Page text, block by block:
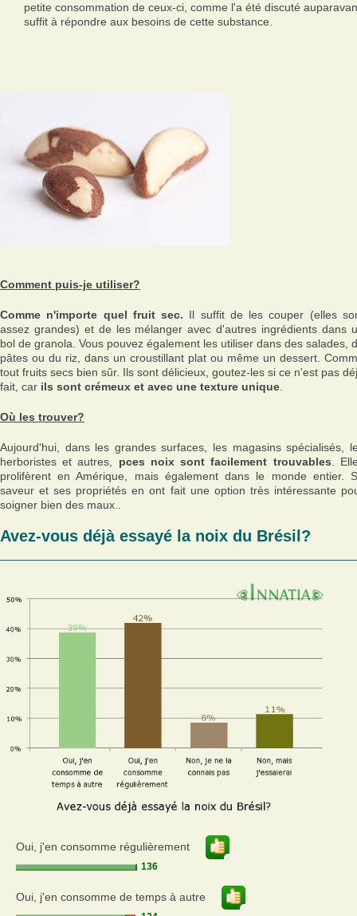
petite consommation de ceux-ci, comme l'a été discuté
suffit à répondre aux besoins de cette substance.
Comment puis-je utiliser?
Comme n'importe quel fruit sec. Il suffit de les couper (elles
assez grandes) et de les mélanger avec d'autres ingrédients dans
bol de granola. Vous pouvez également les utiliser dans des salades,
pâtes ou du riz, dans un croustillant plat ou même un dessert.
tout fruits secs bien sûr. Ils sont délicieux, goutez-les si ce n'est pas
fait, car ils sont crémeux et avec une texture unique
Où les trouver?
Aujourd'hui, dans les grandes surfaces, les magasins spécialisés,
herboristes et autres, pces noix sont facilement trouvables .
prolifèrent en Amérique, mais également dans le monde entier.
saveur et ses propriétés en ont fait une option très intéressante
soigner bien des maux..
Avez-vous déjà essayé la noix du Brésil?
Oui, j'en consomme régulièrement
136
Oui, j'en consomme de temps à autre